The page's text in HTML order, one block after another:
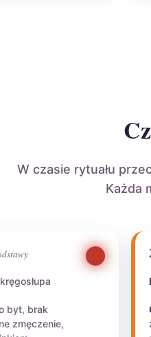
W czasie rytuału
Każda
byt, brak
zmęczenie,